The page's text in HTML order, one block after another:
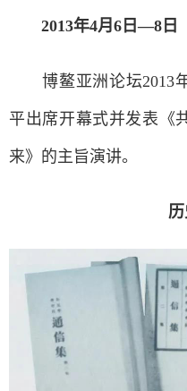
2013年4月6日—8日
博鳌亚洲论坛2013
平出席开幕式并发表《
来》的主旨演讲。